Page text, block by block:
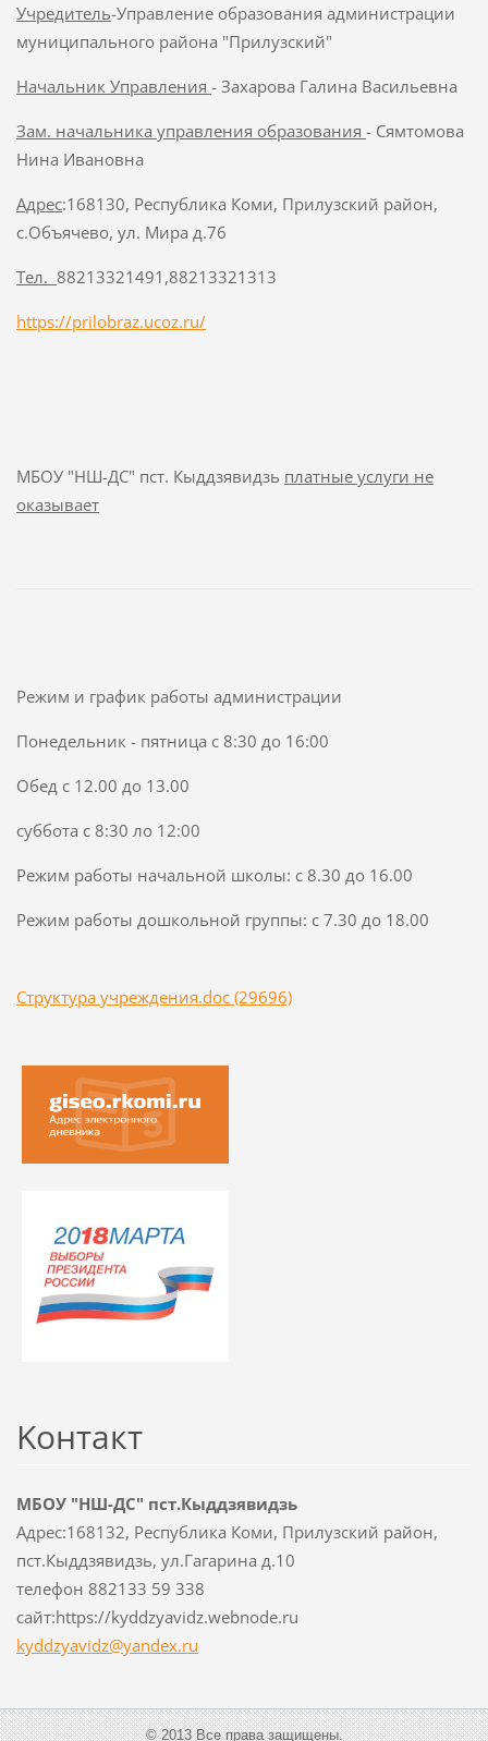
Учредитель-Управление образования администрации
муниципального района "Прилузский"
Начальник Управления - Захарова Галина Васильевна
Зам. начальника управления образования - Сямтомова
Нина Ивановна
Адрес:168130, Республика Коми, Прилузский район,
с.Объячево, ул. Мира д.76
Тел. 88213321491,88213321313
https://prilobraz.ucoz.ru/
МБОУ "НШ-ДС" пст. Кыддзявидзь платные услуги не
оказывает
Режим и график работы администрации
Понедельник - пятница с 8:30 до 16:00
Обед с 12.00 до 13.00
суббота с 8:30 ло 12:00
Режим работы начальной школы: с 8.30 до 16.00
Режим работы дошкольной группы: с 7.30 до 18.00
Структура учреждения.doc (29696)
Koнтакт
МБОУ "НШ-ДС" пст.Кыддзявидзь
Адрес:168132, Республика Коми, Прилузский район,
пст.Кыддзявидзь, ул.Гагарина д.10
телефон 882133 59 338
сайт:https://kyddzyavidz.webnode.ru
kyddzyavidz@yandex.ru
© 2013 Все права защищены.